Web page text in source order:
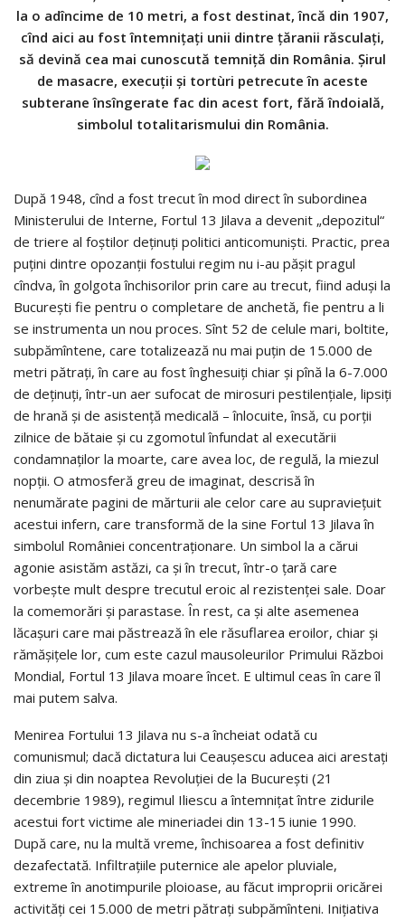
la o adîncime de 10 metri, a fost destinat, încă din 1907,
cînd aici au fost întemnițați unii dintre țăranii răsculați,
să devină cea mai cunoscută temniță din România. Șirul
de masacre, execuții și tortùri petrecute în aceste
subterane însîngerate fac din acest fort, fără îndoială,
simbolul totalitarismului din România.
După 1948, cînd a fost trecut în mod direct în subordinea
Ministerului de Interne, Fortul 13 Jilava a devenit „depozitul“
de triere al foș­tilor deținuți politici anticomuniști. Practic, prea
puțini dintre opozanții fostului regim nu i-au pășit pragul
cîndva, în golgota închisorilor prin care au trecut, fiind aduși la
București fie pentru o completare de anchetă, fie pentru a li
se instrumenta un nou proces. Sînt 52 de celule mari, boltite,
subpămîntene, care totalizează nu mai puțin de 15.000 de
metri pătrați, în care au fost înghesuiți chiar și pînă la 6-7.000
de deținuți, într-un aer sufocat de mirosuri pestilențiale, lipsiți
de hrană și de asistență medicală – înlocuite, însă, cu porții
zilnice de bătaie și cu zgomotul înfundat al executării
condamnaților la moarte, care avea loc, de regulă, la miezul
nopții. O atmosferă greu de imaginat, descrisă în
nenumărate pagini de mărturii ale celor care au supraviețuit
acestui infern, care transformă de la sine Fortul 13 Jilava în
simbolul României concentraționare. Un simbol la a cărui
agonie asistăm astăzi, ca și în trecut, într-o țară care
vorbește mult despre trecutul eroic al rezistenței sale. Doar
la comemorări și parastase. În rest, ca și alte asemenea
lăcașuri care mai păstrează în ele răsuflarea eroilor, chiar și
rămășițele lor, cum este cazul mausoleurilor Primului Război
Mondial, Fortul 13 Jilava moare încet. E ultimul ceas în care îl
mai putem salva.
Menirea Fortului 13 Jilava nu s-a încheiat odată cu
comunismul; dacă dictatura lui Ceaușescu aducea aici arestați
din ziua și din noaptea Revoluției de la București (21
decembrie 1989), regimul Iliescu a întemnițat între zidurile
acestui fort victime ale mineriadei din 13-15 iunie 1990.
După care, nu la multă vreme, închisoarea a fost definitiv
dezafectată. Infiltrațiile puternice ale apelor pluviale,
extreme în anotimpurile ploioase, au făcut improprii oricărei
activități cei 15.000 de metri pătrați subpămînteni. Inițiativa